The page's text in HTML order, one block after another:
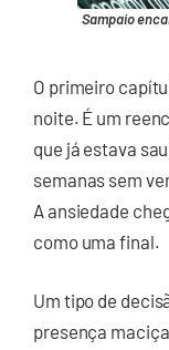
Sampaio
O primeiro
noite. É um
que já estava
semanas sem
A ansiedade
como uma final.
Um tipo de
presença